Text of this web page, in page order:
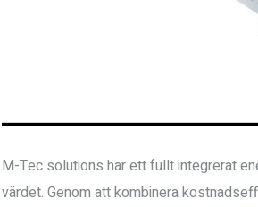
M-Tec solutions har ett fullt integrerat
värdet. Genom att kombinera